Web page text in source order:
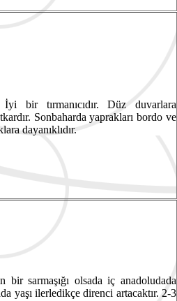
bir tırmanıcıdır. Düz duvarlara
Sonbaharda yaprakları bordo ve
dayanıklıdır.
sarmaşığı olsada iç anadoludada
yaşı ilerledikçe direnci artacaktır. 2-3